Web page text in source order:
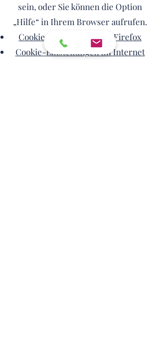
sein, oder Sie können die Option
„Hilfe“ in Ihrem Browser aufrufen.
Cookie-Einstellungen in Firefox
Cookie-Einstellungen im Internet